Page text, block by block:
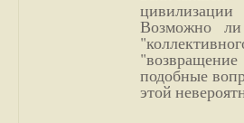
Возможно ли
подобные
этой